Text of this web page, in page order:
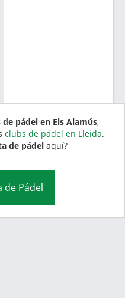
de pádel en Els Alamús,
clubs de pádel en Lleida.
de pádelaquí?
de Pádel